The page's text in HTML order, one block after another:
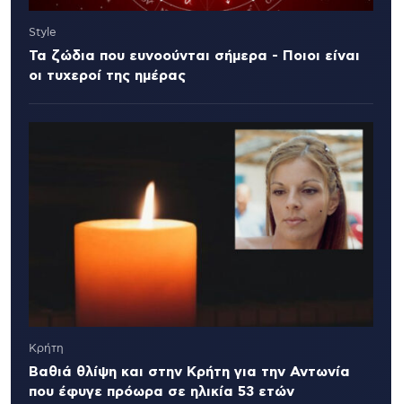
Style
Τα ζώδια που ευνοούνται σήμερα - Ποιοι είναι
οι τυχεροί της ημέρας
Κρήτη
Βαθιά θλίψη και στην Κρήτη για την Αντωνία
που έφυγε πρόωρα σε ηλικία 53 ετών